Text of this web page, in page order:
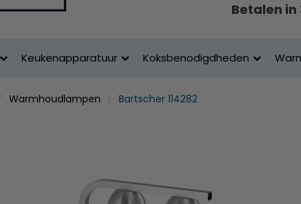
Betalen
Keukenapparatuur Koksbenodigdheden
Warmhoudlampen Bartscher 114282